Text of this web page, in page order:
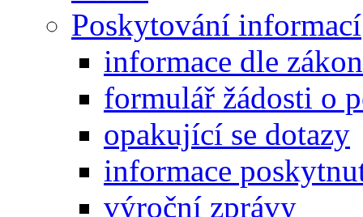
Poskytování informací
informace dle
formulář žádosti o
opakující se dotazy
informace
výroční zprávy